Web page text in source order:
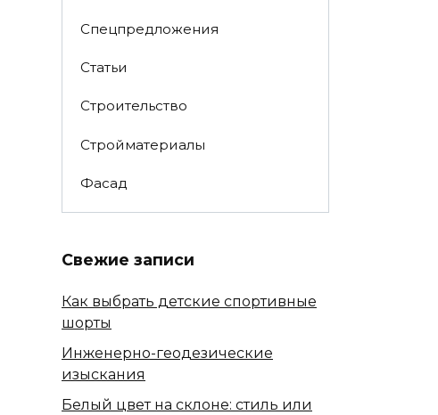
Спецпредложения
Статьи
Строительство
Стройматериалы
Фасад
Свежие записи
Как выбрать детские спортивные
шорты
Инженерно-геодезические
изыскания
Белый цвет на склоне: стиль или